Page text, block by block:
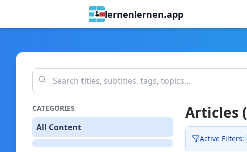
lernenlernen.app
CATEGORIES
All Content
Articles
Active Filters: